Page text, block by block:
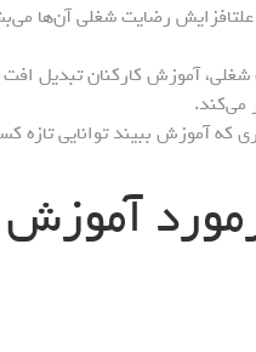
رضایت شغلی آن‌ها
آموزش کارکنان تبدیل افت
می‌کند.
که آموزش ببیند توانایی تازه